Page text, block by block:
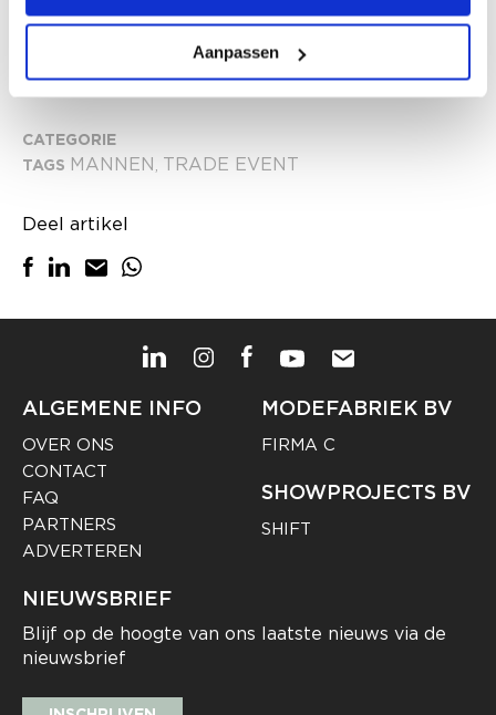
Aanpassen
come
Klikhiervoor de hele brand list
CATEGORIE
TAGS MANNEN TRADE EVENT
Deel artikel
ALGEMENE INFO
OVER ONS
CONTACT
FAQ
PARTNERS
ADVERTEREN
MODEFABRIEK BV
FIRMA C
SHOWPROJECTS BV
SHIFT
NIEUWSBRIEF
Blijf op de hoogte van ons laatste nieuws via de
nieuwsbrief